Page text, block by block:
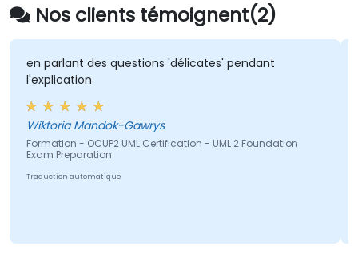
Nos clients témoignent(2)
en parlant des questions 'délicates' pendant
l'explication
Wiktoria Mandok-Gawrys
Formation - OCUP2 UML Certification - UML 2 Foundation
Exam Preparation
Traduction automatique